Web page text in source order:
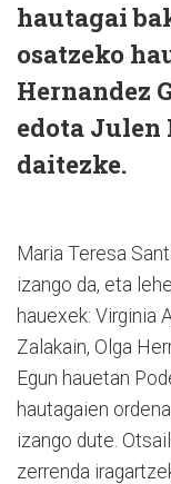
hautagai
osatzeko
Hernandez
edota Julen
daitezke.
Maria Teresa
izango da, eta
hauexek: Virginia
Zalakain, Olga
Egun hauetan
hautagaien
izango dute.
zerrenda